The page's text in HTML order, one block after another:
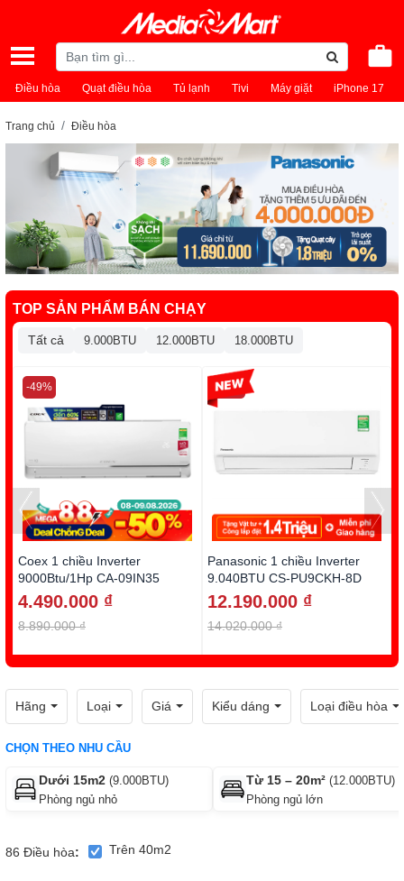
Điều hòa Quạt điều hòa Tủ lạnh Tivi Máy giặt iPhone 17
Trang chủ Điều hòa
TOP SẢN PHẨM BÁN CHẠY
Tất cả 9.000BTU 12.000BTU 18.000BTU
Coex 1 chiều Inverter
9000Btu/1Hp CA-09IN35
4.490.000 ₫
8.890.000 ₫
-49%
Panasonic 1 chiều Inverter
9.040BTU CS-PU9CKH-8D
12.190.000 ₫
14.020.000 ₫
-13%
Hãng Loại Giá Kiểu dáng Loại điều hòa
CHỌN THEO NHU CẦU
Dưới 15m2 (9.000BTU)
Phòng ngủ nhỏ
Từ 15 – 20m² (12.000BTU)
Phòng ngủ lớn
86 Điều hòa: Trên 40m2